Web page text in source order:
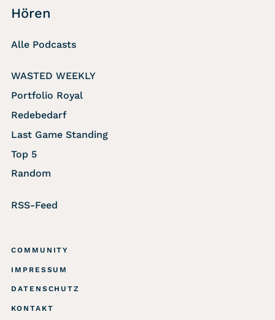
Hören
Alle Podcasts
WASTED WEEKLY
Portfolio Royal
Redebedarf
Last Game Standing
Top 5
Random
RSS-Feed
COMMUNITY
IMPRESSUM
DATENSCHUTZ
KONTAKT